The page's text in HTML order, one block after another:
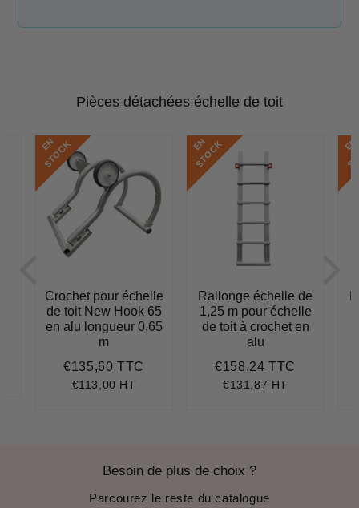
Pièces détachées échelle de toit
E
N
S
T
O
C
K
Crochet pour échelle
de toit New Hook 65
en alu longueur 0,65
m
Prix
régulier
€135,60 TTC
€113,00 HT
E
N
S
T
O
C
K
Rallonge échelle de
1,25 m pour échelle
de toit à crochet en
alu
Prix
régulier
€158,24 TTC
€131,87 HT
E
N
S
T
O
C
Besoin de plus de choix ?
Parcourez le reste du catalogue